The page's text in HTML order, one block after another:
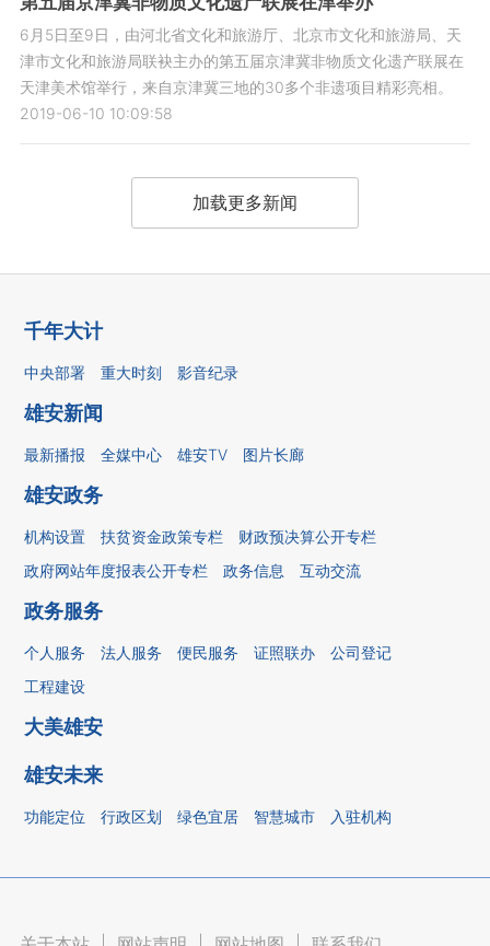
6月5日至9日，由河北省文化和旅游厅、北京市文化和旅游局、天
津市文化和旅游局联袂主办的第五届京津冀非物质文化遗产联展在
天津美术馆举行，来自京津冀三地的30多个非遗项目精彩亮相。
2019-06-10 10:09:58
加载更多新闻
千年大计
中央部署 重大时刻 影音纪录
雄安新闻
最新播报 全媒中心 雄安TV 图片长廊
雄安政务
机构设置 扶贫资金政策专栏
财政预决算公开专栏
政府网站年度报表公开专栏
政务信息 互动交流
政务服务
个人服务 法人服务 便民服务 证照联办
公司登记
工程建设
大美雄安
雄安未来
功能定位 行政区划 绿色宜居 智慧城市 入驻机构